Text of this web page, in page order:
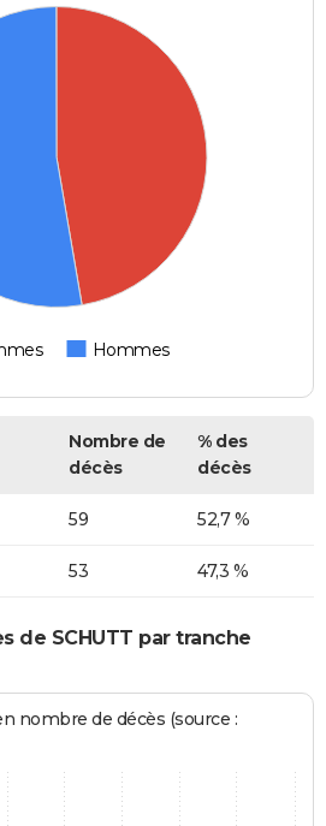
Hommes
Nombre de
décès
% des
décès
59 52,7 %
53 47,3 %
de SCHUTT par tranche
nombre de décès (source :